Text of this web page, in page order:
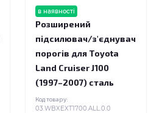
в наявності
Розширений
підсилювач/з'єднувач
порогів для Toyota
Land Cruiser J100
(1997–2007) сталь
Код товару:
03.WBXEXT1700.ALL.0.0